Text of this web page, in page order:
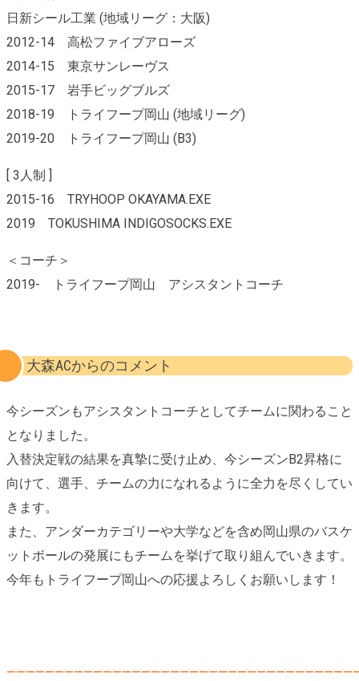
日新シール工業 (地域リーグ：大阪)
2012-14 高松ファイブアローズ
2014-15 東京サンレーヴス
2015-17 岩手ビッグブルズ
2018-19 トライフープ岡山 (地域リーグ)
2019-20 トライフープ岡山 (B3)
[ 3人制 ]
2015-16 TRYHOOP OKAYAMA.EXE
2019 TOKUSHIMA INDIGOSOCKS.EXE
＜コーチ＞
2019- トライフープ岡山 アシスタントコーチ
大森ACからのコメント
今シーズンもアシスタントコーチとしてチームに関わること
となりました。
入替決定戦の結果を真摯に受け止め、今シーズンB2昇格に
向けて、選手、チームの力になれるように全力を尽くしてい
きます。
また、アンダーカテゴリーや大学などを含め岡山県のバスケ
ットボールの発展にもチームを挙げて取り組んでいきます。
今年もトライフープ岡山への応援よろしくお願いします！